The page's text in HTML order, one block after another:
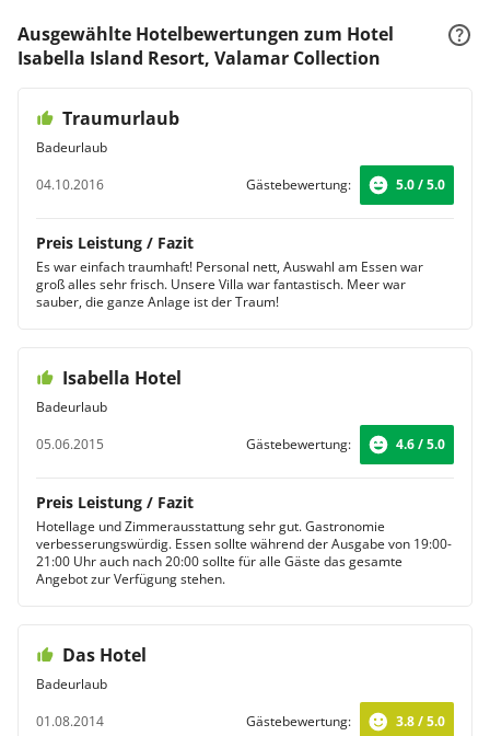
Ausgewählte Hotelbewertungen zum Hotel
Isabella Island Resort, Valamar Collection
Traumurlaub
Badeurlaub
04.10.2016
Gästebewertung: 5.0 / 5.0
Preis Leistung / Fazit
Es war einfach traumhaft! Personal nett, Auswahl am Essen war
groß alles sehr frisch. Unsere Villa war fantastisch. Meer war
sauber, die ganze Anlage ist der Traum!
Isabella Hotel
Badeurlaub
05.06.2015
Gästebewertung: 4.6 / 5.0
Preis Leistung / Fazit
Hotellage und Zimmerausstattung sehr gut. Gastronomie
verbesserungswürdig. Essen sollte während der Ausgabe von 19:00-
21:00 Uhr auch nach 20:00 sollte für alle Gäste das gesamte
Angebot zur Verfügung stehen.
Das Hotel
Badeurlaub
01.08.2014
Gästebewertung: 3.8 / 5.0